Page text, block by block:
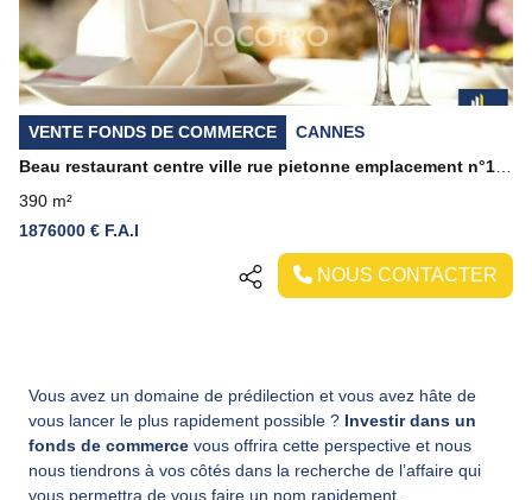
VENTE FONDS DE COMMERCE
CANNES
390 m²
1876000 € F.A.I
NOUS CONTACTER
Vous avez un domaine de prédilection et vous avez hâte de
vous lancer le plus rapidement possible ? Investir dans un
fonds de commerce vous offrira cette perspective et nous
nous tiendrons à vos côtés dans la recherche de l’affaire qui
vous permettra de vous faire un nom rapidement.